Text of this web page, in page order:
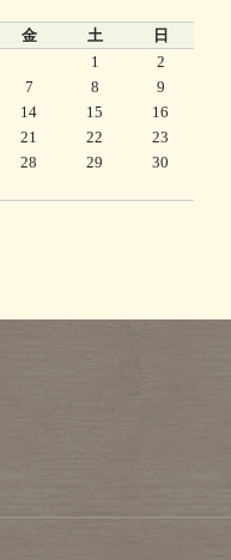
金 土
日
1
2
7 8
9
14 15
16
21 22
23
28 29
30